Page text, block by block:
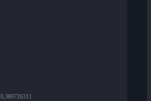
0,389726311